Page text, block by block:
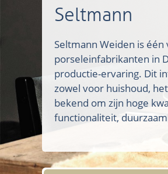
Seltmann
Seltmann Weiden is
porseleinfabrikanten in
productie-ervaring. Dit
zowel voor huishoud,
bekend om zijn hoge
functionaliteit,